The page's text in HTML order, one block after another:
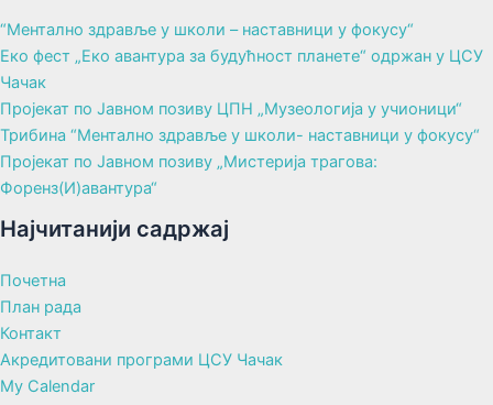
“Ментално здравље у школи – наставници у фокусу“
Еко фест „Еко авантура за будућност планете“ одржан у ЦСУ
Чачак
Пројекат по Јавном позиву ЦПН „Музеологија у учионици“
Трибина “Ментално здравље у школи- наставници у фокусу“
Пројекат по Јавном позиву „Мистерија трагова:
Форенз(И)авантура“
Најчитанији садржај
Почетна
План рада
Контакт
Акредитовани програми ЦСУ Чачак
My Calendar